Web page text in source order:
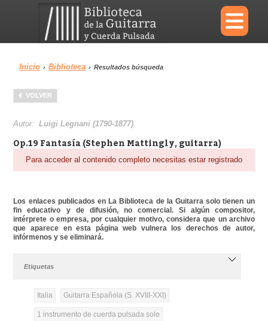
×
Menu
Biblioteca
Inicio › Biblioteca › Resultados búsqueda
VOLVER
Autor:Luigi Legnani (1790-1877)
Op.19 Fantasía (Stephen Mattingly, guitarra)
Para acceder al contenido completo necesitas estar registrado
Los enlaces publicados en La Biblioteca de la Guitarra solo tienen un
fin educativo y de difusión, no comercial. Si algún compositor,
intérprete o empresa, por cualquier motivo, considera que un archivo
que aparece en esta página web vulnera los derechos de autor,
infórmenos y se eliminará.
Etiquetas
Italia Guitarra Española (S. XVIII-XXI)
1 instrumento de cuerda pulsada solo